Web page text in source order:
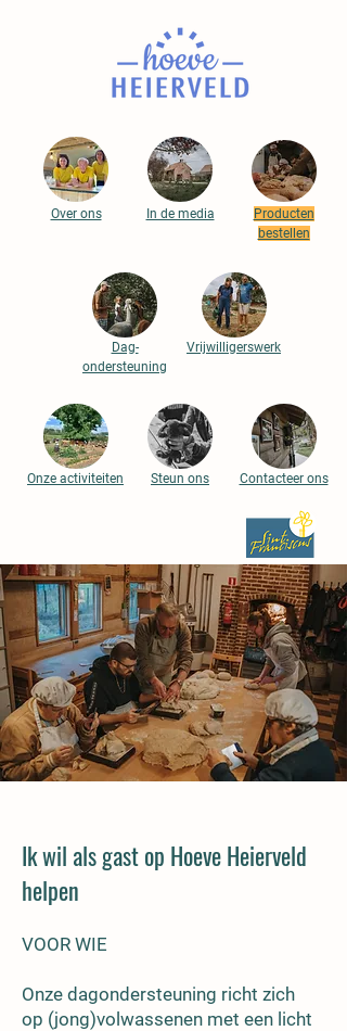
Over ons In de media
Producten
bestellen
Dag-
ondersteuning
Vrijwilligerswerk
Onze activiteiten Steun ons Contacteer ons
Ik wil als gast op Hoeve Heierveld
helpen
VOOR WIE
Onze dagondersteuning richt zich
op (jong)volwassenen met een licht